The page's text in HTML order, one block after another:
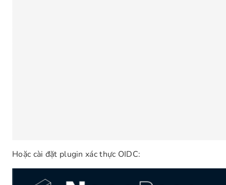
Hoặc cài đặt plugin xác thực OIDC: